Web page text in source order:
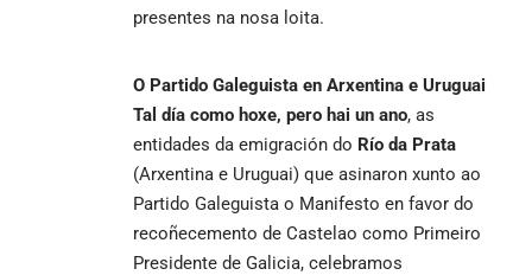
presentes na nosa loita.
O Partido Galeguista en Arxentina e Uruguai
Tal día como hoxe, pero hai un ano, as
entidades da emigración do Río da Prata
(Arxentina e Uruguai) que asinaron xunto ao
Partido Galeguista o Manifesto en favor do
recoñecemento de Castelao como Primeiro
Presidente de Galicia, celebramos